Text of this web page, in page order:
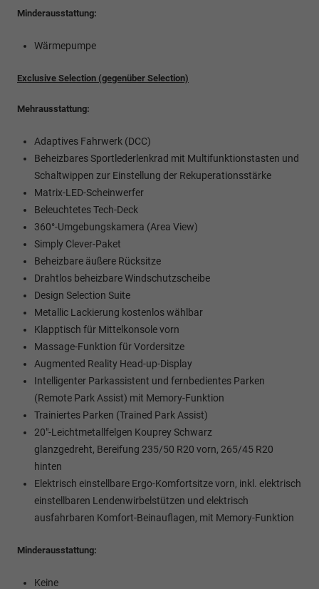
Minderausstattung:
Wärmepumpe
Exclusive Selection (gegenüber Selection)
Mehrausstattung:
Adaptives Fahrwerk (DCC)
Beheizbares Sportlederlenkrad mit Multifunktionstasten und
Schaltwippen zur Einstellung der Rekuperationsstärke
Matrix-LED-Scheinwerfer
Beleuchtetes Tech-Deck
360°-Umgebungskamera (Area View)
Simply Clever-Paket
Beheizbare äußere Rücksitze
Drahtlos beheizbare Windschutzscheibe
Design Selection Suite
Metallic Lackierung kostenlos wählbar
Klapptisch für Mittelkonsole vorn
Massage-Funktion für Vordersitze
Augmented Reality Head-up-Display
Intelligenter Parkassistent und fernbedientes Parken
(Remote Park Assist) mit Memory-Funktion
Trainiertes Parken (Trained Park Assist)
20"-Leichtmetallfelgen Kouprey Schwarz
glanzgedreht, Bereifung 235/50 R20 vorn, 265/45 R20
hinten
Elektrisch einstellbare Ergo-Komfortsitze vorn, inkl. elektrisch
einstellbaren Lendenwirbelstützen und elektrisch
ausfahrbaren Komfort-Beinauflagen, mit Memory-Funktion
Minderausstattung:
Keine